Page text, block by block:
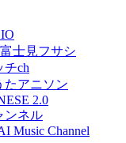
士見フサシ
チch
たアニソン
2.0
ンネル
Music Channel